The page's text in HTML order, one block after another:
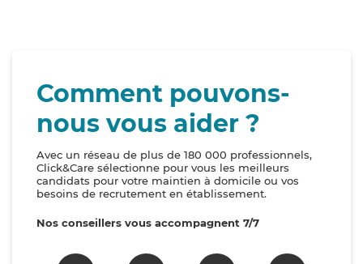
Comment pouvons-
nous vous aider ?
Avec un réseau de plus de 180 000 professionnels,
Click&Care sélectionne pour vous les meilleurs
candidats pour votre maintien à domicile ou vos
besoins de recrutement en établissement.
Nos conseillers vous accompagnent 7/7